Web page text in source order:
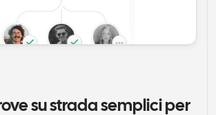
su strada semplici per